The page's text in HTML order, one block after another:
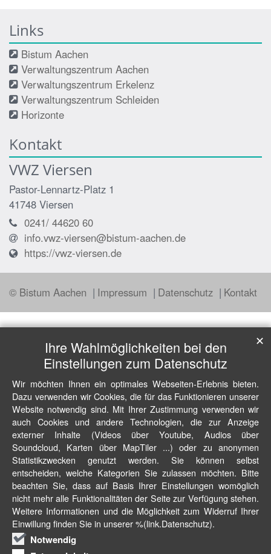
Links
Bistum Aachen
Verwaltungszentrum Aachen
Verwaltungszentrum Erkelenz
Verwaltungszentrum Schleiden
Horizonte
Kontakt
VWZ Viersen
Pastor-Lennartz-Platz 1
41748 Viersen
0241/ 44620 60
info.vwz-viersen@bistum-aachen.de
https://vwz-viersen.de
© Bistum Aachen Impressum Datenschutz Kontakt
Ihre Wahlmöglichkeiten bei den
Einstellungen zum Datenschutz
Wir möchten Ihnen ein optimales Webseiten-Erlebnis bieten.
Dazu verwenden wir Cookies, die für das Funktionieren unserer
Website notwendig sind. Mit Ihrer Zustimmung verwenden wir
auch Cookies und andere Technologien, die zur Anzeige
externer Inhalte (Videos über Youtube, Audios über
Soundcloud, Karten über MapTiler ...) oder zu anonymen
Statistikzwecken genutzt werden. Sie können selbst
entscheiden, welche Kategorien Sie zulassen möchten. Bitte
beachten Sie, dass auf Basis Ihrer Einstellungen womöglich
nicht mehr alle Funktionalitäten der Seite zur Verfügung stehen.
Weitere Informationen und die Möglichkeit zum Widerruf Ihrer
Einwillung finden Sie in unserer %(link.Datenschutz).
Notwendig
✕